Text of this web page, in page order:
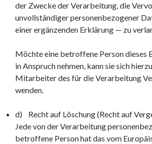
der Zwecke der Verarbeitung, die
unvollständiger personenbezogener
einer ergänzenden Erklärung — zu
Möchte eine betroffene Person dieses
in Anspruch nehmen, kann sie sich
Mitarbeiter des für die Verarbeitung
wenden.
d) Recht auf Löschung (Recht auf
Jede von der Verarbeitung
betroffene Person hat das vom